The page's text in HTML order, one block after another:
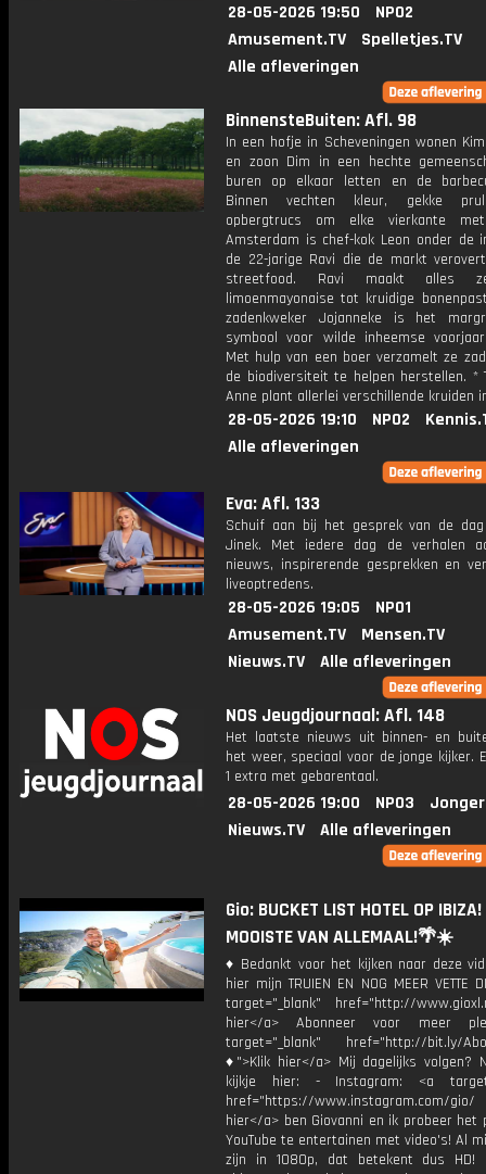
28-05-2026 19:50
NPO2
Amusement.TV
Spelletjes.TV
Alle afleveringen
BinnensteBuiten: Afl. 98
In een hofje in Scheveningen wonen
en zoon Dim in een hechte
buren op elkaar letten en de
Binnen vechten kleur, gekke
opbergtrucs om elke vierkante
Amsterdam is chef-kok Leon onder de
de 22-jarige Ravi die de markt
streetfood. Ravi maakt alles
limoenmayonaise tot kruidige
zadenkweker Jojanneke is het
symbool voor wilde inheemse
Met hulp van een boer verzamelt ze
de biodiversiteit te helpen herstellen. *
Anne plant allerlei verschillende kruiden
28-05-2026 19:10 NPO2
Alle afleveringen
Eva: Afl. 133
Schuif aan bij het gesprek van de
Jinek. Met iedere dag de verhalen
nieuws, inspirerende gesprekken en
liveoptredens.
28-05-2026 19:05
NPO1
Amusement.TV
Mensen.TV
Nieuws.TV
Alle afleveringen
NOS Jeugdjournaal: Afl. 148
Het laatste nieuws uit binnen- en
het weer, speciaal voor de jonge kijker.
1 extra met gebarentaal.
28-05-2026 19:00 NPO3
Nieuws.TV
Alle afleveringen
Gio: BUCKET LIST HOTEL OP IBIZA!
MOOISTE VAN ALLEMAAL!🌴☀️
♦ Bedankt voor het kijken naar deze
hier mijn TRUIEN EN NOG MEER VETTE
target="_blank" href="http://
hier</a> Abonneer voor meer
target="_blank" href="http://bit.ly/
♦">Klik hier</a> Mij dagelijks volgen?
kijkje hier: - Instagram: <a
href="https://www.instagram.com/
hier</a> ben Giovanni en ik probeer het
YouTube te entertainen met video's! Al
zijn in 1080p, dat betekent dus HD!